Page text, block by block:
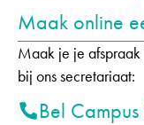
Maak online
Maak je je afspraak
bij ons secretariaat:
Bel